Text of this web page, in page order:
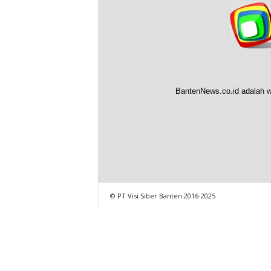
BantenNews.co.id adalah
© PT Visi Siber Banten 2016-2025